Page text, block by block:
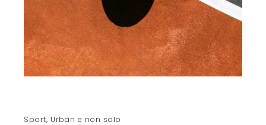
Sport, Urban e non solo